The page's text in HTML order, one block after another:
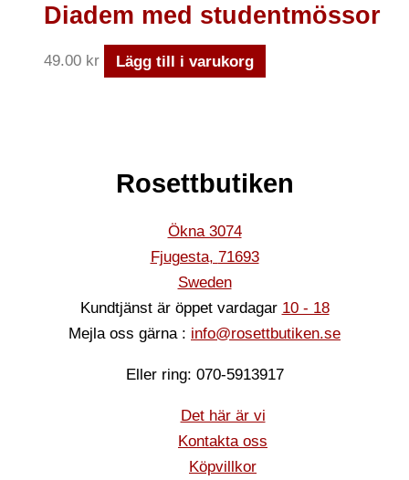
Diadem med studentmössor
49.00 kr Lägg till i varukorg
Rosettbutiken
Ökna 3074
Fjugesta, 71693
Sweden
Kundtjänst är öppet vardagar 10 - 18
Mejla oss gärna : info@rosettbutiken.se
Eller ring: 070-5913917
Det här är vi
Kontakta oss
Köpvillkor